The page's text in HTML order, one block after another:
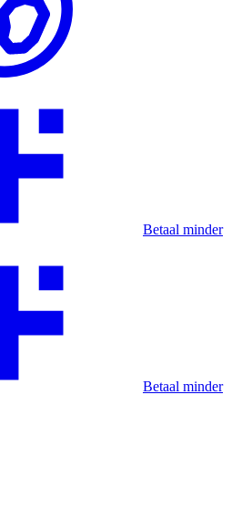
Betaal minder
Betaal minder